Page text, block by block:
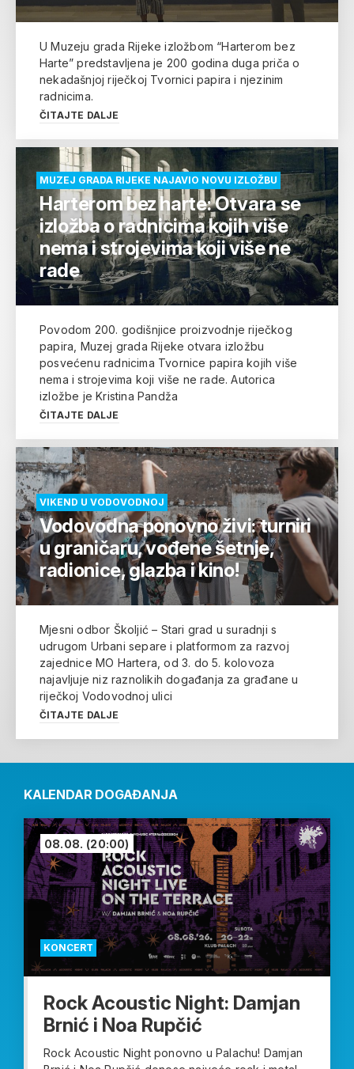
U Muzeju grada Rijeke izložbom “Harterom bez
Harte” predstavljena je 200 godina duga priča o
nekadašnjoj riječkoj Tvornici papira i njezinim
radnicima.
ČITAJTE DALJE
MUZEJ GRADA RIJEKE NAJAVIO NOVU IZLOŽBU
Harterom bez harte: Otvara se
izložba o radnicima kojih više
nema i strojevima koji više ne
rade
Povodom 200. godišnjice proizvodnje riječkog
papira, Muzej grada Rijeke otvara izložbu
posvećenu radnicima Tvornice papira kojih više
nema i strojevima koji više ne rade. Autorica
izložbe je Kristina Pandža
ČITAJTE DALJE
VIKEND U VODOVODNOJ
Vodovodna ponovno živi: turniri
u graničaru, vođene šetnje,
radionice, glazba i kino!
Mjesni odbor Školjić – Stari grad u suradnji s
udrugom Urbani separe i platformom za razvoj
zajednice MO Hartera, od 3. do 5. kolovoza
najavljuje niz raznolikih događanja za građane u
riječkoj Vodovodnoj ulici
ČITAJTE DALJE
KALENDAR DOGAĐANJA
KONCERT
08.08. (20:00)
Rock Acoustic Night: Damjan
Brnić i Noa Rupčić
Rock Acoustic Night ponovno u Palachu! Damjan